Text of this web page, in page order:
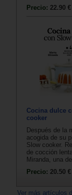
Precio: 22.90 €
Cocina dulce
cooker
Después de la
acogida de su
Slow cooker.
de cocción
Miranda, una
Precio: 20.50 €
Ver más artículos